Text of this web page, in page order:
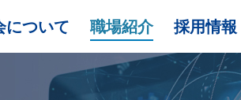
について 職場紹介 採用情報